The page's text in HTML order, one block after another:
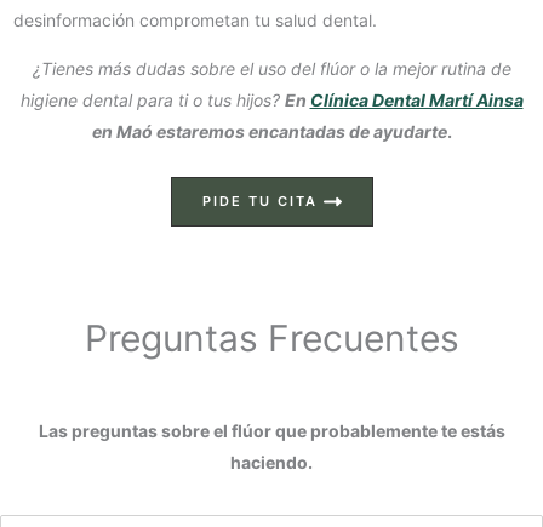
desinformación comprometan tu salud dental.
¿Tienes más dudas sobre el uso del flúor o la mejor rutina de
higiene dental para ti o tus hijos? En Clínica Dental Martí Ainsa
en Maó estaremos encantadas de ayudarte.
PIDE TU CITA
Preguntas Frecuentes
Las preguntas sobre el flúor que probablemente te estás
haciendo.